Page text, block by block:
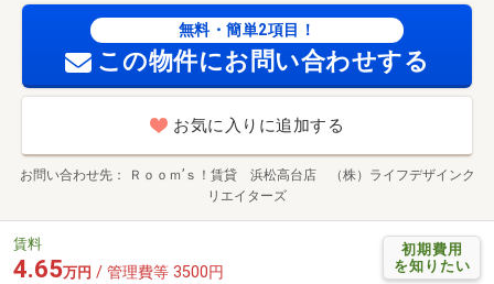
無料・簡単2項目！
この物件にお問い合わせする
お気に入りに追加する
お問い合わせ先
Ｒｏｏｍ’ｓ！賃貸 浜松高台店 （株）ライフデザインク
リエイターズ
初期費用
を知りたい
賃料
4.65万円 / 管理費等 3500円